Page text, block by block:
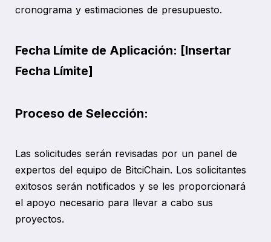
cronograma y estimaciones de presupuesto.
Fecha Límite de Aplicación: [Insertar
Fecha Límite]
Proceso de Selección:
Las solicitudes serán revisadas por un panel de
expertos del equipo de BitciChain. Los solicitantes
exitosos serán notificados y se les proporcionará
el apoyo necesario para llevar a cabo sus
proyectos.